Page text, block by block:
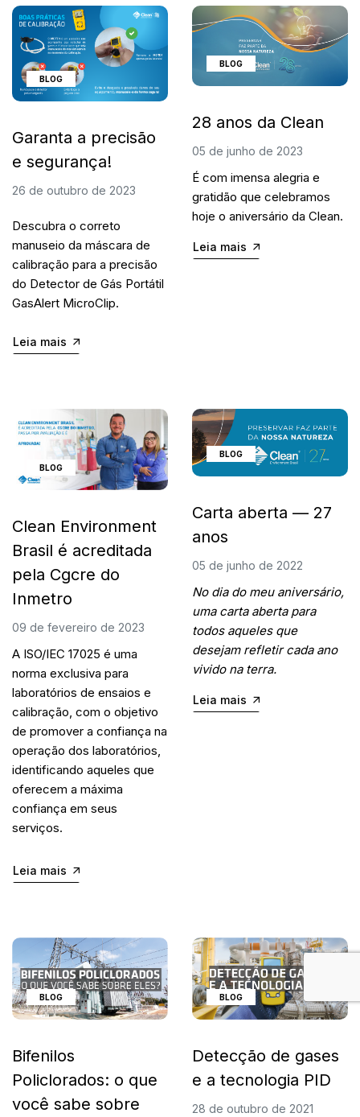
BLOG
Garanta a precisão
e segurança!
26 de outubro de 2023
Descubra o correto
manuseio da máscara de
calibração para a precisão
do Detector de Gás Portátil
GasAlert MicroClip.
Leia mais
BLOG
28 anos da Clean
05 de junho de 2023
É com imensa alegria e
gratidão que celebramos
hoje o aniversário da Clean.
Leia mais
BLOG
Clean Environment
Brasil é acreditada
pela Cgcre do
Inmetro
09 de fevereiro de 2023
A ISO/IEC 17025 é uma
norma exclusiva para
laboratórios de ensaios e
calibração, com o objetivo
de promover a confiança na
operação dos laboratórios,
identificando aqueles que
oferecem a máxima
confiança em seus
serviços.
Leia mais
BLOG
Carta aberta — 27
anos
05 de junho de 2022
No dia do meu aniversário,
uma carta aberta para
todos aqueles que
desejam refletir cada ano
vivido na terra.
Leia mais
BLOG
Bifenilos
Policlorados: o que
você sabe sobre
BLOG
Detecção de gases
e a tecnologia PID
28 de outubro de 2021